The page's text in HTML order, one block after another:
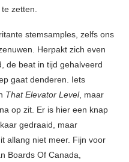
zetten.
stemsamples, zelfs ons
Herpakt zich even
de beat in tijd gehalveerd
gaat denderen. Iets
That Elevator Level, maar
op zit. Er is hier een knap
gedraaid, maar
allang niet meer. Fijn voor
Boards Of Canada,